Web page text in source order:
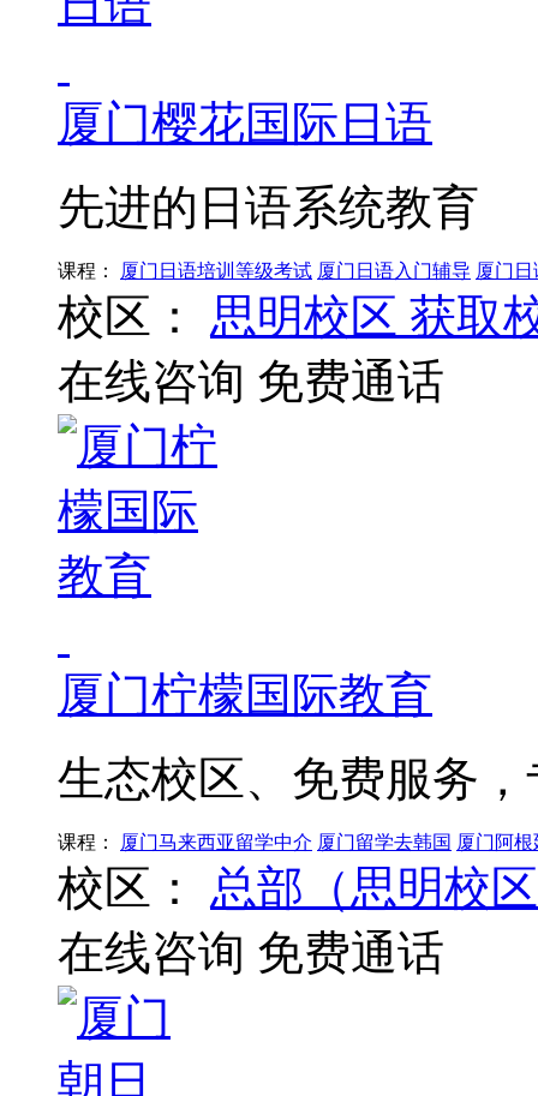
厦门樱花国际日语
先进的日语系统教育
课程： 厦门日语培训等级考试 厦门日语入门辅导 厦门
校区： 思明校区 获取
在线咨询 免费通话
厦门柠檬国际教育
生态校区、免费服务
课程： 厦门马来西亚留学中介 厦门留学去韩国 厦门阿
校区：
总部（思明校
在线咨询 免费通话